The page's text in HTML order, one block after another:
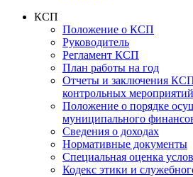
КСП
Положение о КСП
Руководитель
Регламент КСП
План работы на год
Отчеты и заключения
контрольных мероприятий
Положение о порядке
муниципального
Сведения о доходах
Нормативные документы
Специальная оценка
Кодекс этики и